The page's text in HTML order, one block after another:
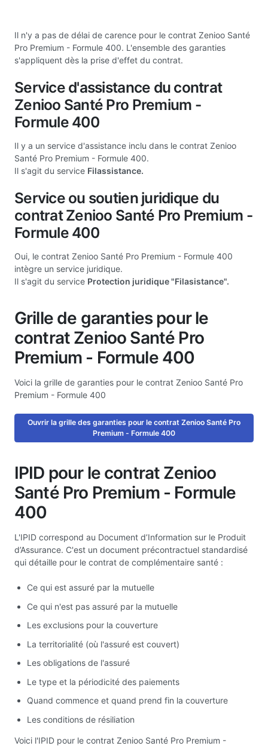
Il n'y a pas de délai de carence pour le contrat Zenioo Santé
Pro Premium - Formule 400. L'ensemble des garanties
s'appliquent dès la prise d'effet du contrat.
Service d'assistance du contrat
Zenioo Santé Pro Premium -
Formule 400
Il y a un service d'assistance inclu dans le contrat Zenioo
Santé Pro Premium - Formule 400.
Il s'agit du service Filassistance.
Service ou soutien juridique du
contrat Zenioo Santé Pro Premium -
Formule 400
Oui, le contrat Zenioo Santé Pro Premium - Formule 400
intègre un service juridique.
Il s'agit du service Protection juridique "Filasistance".
Grille de garanties pour le
contrat Zenioo Santé Pro
Premium - Formule 400
Voici la grille de garanties pour le contrat Zenioo Santé Pro
Premium - Formule 400
Ouvrir la grille des garanties pour le contrat Zenioo Santé Pro
Premium - Formule 400
IPID pour le contrat Zenioo
Santé Pro Premium - Formule
400
L'IPID correspond au Document d’Information sur le Produit
d’Assurance. C'est un document précontractuel standardisé
qui détaille pour le contrat de complémentaire santé :
Ce qui est assuré par la mutuelle
Ce qui n'est pas assuré par la mutuelle
Les exclusions pour la couverture
La territorialité (où l'assuré est couvert)
Les obligations de l'assuré
Le type et la périodicité des paiements
Quand commence et quand prend fin la couverture
Les conditions de résiliation
Voici l'IPID pour le contrat Zenioo Santé Pro Premium -